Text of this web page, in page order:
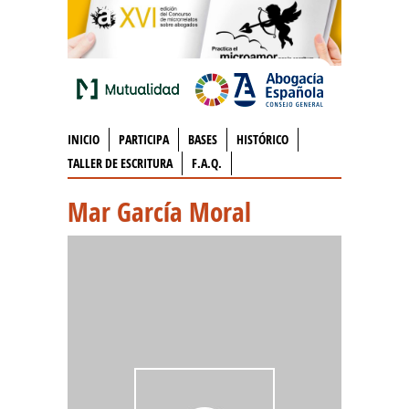
INICIO PARTICIPA BASES
HISTÓRICO
TALLER DE ESCRITURA
F.A.Q.
Mar García Moral